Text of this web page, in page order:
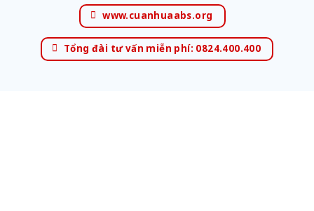
www.cuanhuaabs.org
Tổng đài tư vấn miễn phí: 0824.400.400